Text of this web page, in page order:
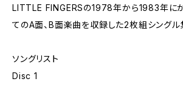
LITTLE FINGERSの1978年から1983年に
てのA面、B面楽曲を収録した2枚組シングル
ソングリスト
Disc 1